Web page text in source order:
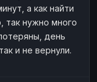
а как найти
так нужно много
день
и не вернули.